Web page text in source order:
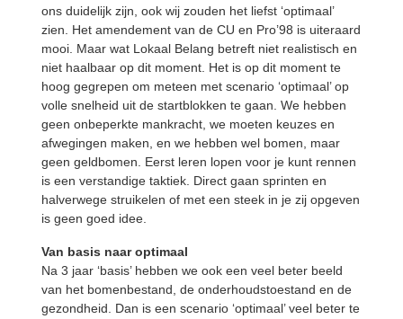
ons duidelijk zijn, ook wij zouden het liefst ‘optimaal’
zien. Het amendement van de CU en Pro’98 is uiteraard
mooi. Maar wat Lokaal Belang betreft niet realistisch en
niet haalbaar op dit moment. Het is op dit moment te
hoog gegrepen om meteen met scenario ‘optimaal’ op
volle snelheid uit de startblokken te gaan. We hebben
geen onbeperkte mankracht, we moeten keuzes en
afwegingen maken, en we hebben wel bomen, maar
geen geldbomen. Eerst leren lopen voor je kunt rennen
is een verstandige taktiek. Direct gaan sprinten en
halverwege struikelen of met een steek in je zij opgeven
is geen goed idee.
Van basis naar optimaal
Na 3 jaar ‘basis’ hebben we ook een veel beter beeld
van het bomenbestand, de onderhoudstoestand en de
gezondheid. Dan is een scenario ‘optimaal’ veel beter te